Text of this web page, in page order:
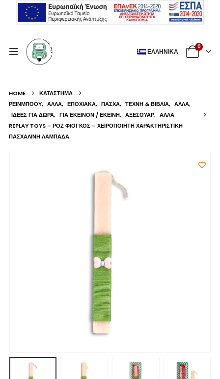
ΕΛΛΗΝΙΚΆ
0
HOME
ΚΑΤΆΣΤΗΜΑ
ΡΕΙΝΜΠΟΟΥ, ΆΛΛΑ, ΕΠΟΧΙΑΚΆ, ΠΆΣΧΑ, ΤΈΧΝΗ & ΒΙΒΛΊΑ, ΆΛΛΑ,
ΙΔΈΕΣ ΓΙΑ ΔΏΡΑ, ΓΙΑ ΕΚΕΊΝΟΝ / ΕΚΕΊΝΗ, ΑΞΕΣΟΥΆΡ, ΆΛΛΑ
REPLAY TOYS – ΡΟΖ ΦΙΌΓΚΟΣ – ΧΕΙΡΟΠΟΊΗΤΗ ΧΑΡΑΚΤΗΡΙΣΤΙΚΉ
ΠΑΣΧΑΛΙΝΉ ΛΑΜΠΆΔΑ